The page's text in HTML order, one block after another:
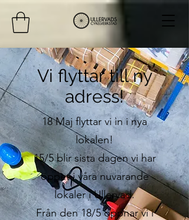
Vi flyttar till ny
adress!
18 Maj flyttar vi in i nya
lokalen!
15/5 blir sista dagen vi har
öppet i våra nuvarande
lokaler i Ullervad.
Från den 18/5 öppnar vi i